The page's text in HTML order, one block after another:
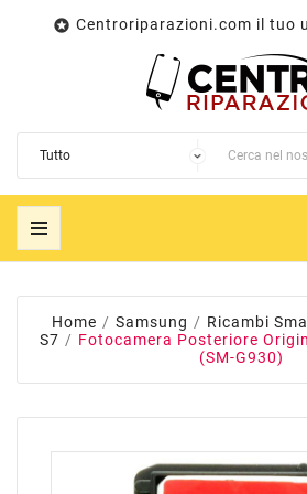
 Centroriparazioni.com il tuo
Home Samsung Ricambi
S7
Fotocamera Posteriore
(SM-G930)